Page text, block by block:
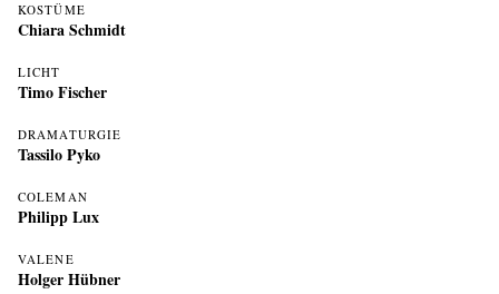
KOSTÜME
Chiara Schmidt
LICHT
Timo Fischer
DRAMATURGIE
Tassilo Pyko
COLEMAN
Philipp Lux
VALENE
Holger Hübner